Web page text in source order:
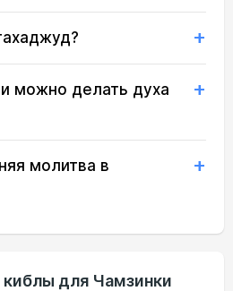
12:01 15:58 19:20 21:21
12:00 15:56 19:15 21:15
12:00 15:54 19:13 21:11
можно делать духа
молитва в
киблы для Чамзинки